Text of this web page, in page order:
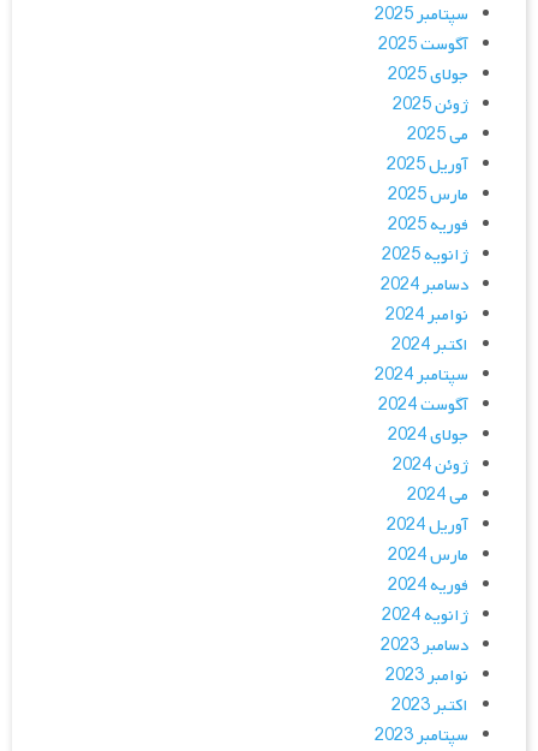
سپتامبر 2025
آگوست 2025
جولای 2025
ژوئن 2025
می 2025
آوریل 2025
مارس 2025
فوریه 2025
ژانویه 2025
دسامبر 2024
نوامبر 2024
اکتبر 2024
سپتامبر 2024
آگوست 2024
جولای 2024
ژوئن 2024
می 2024
آوریل 2024
مارس 2024
فوریه 2024
ژانویه 2024
دسامبر 2023
نوامبر 2023
اکتبر 2023
سپتامبر 2023